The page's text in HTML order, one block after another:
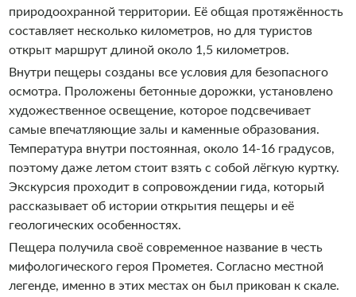
природоохранной территории. Её общая протяжённость
составляет несколько километров, но для туристов
открыт маршрут длиной около 1,5 километров.
Внутри пещеры созданы все условия для безопасного
осмотра. Проложены бетонные дорожки, установлено
художественное освещение, которое подсвечивает
самые впечатляющие залы и каменные образования.
Температура внутри постоянная, около 14-16 градусов,
поэтому даже летом стоит взять с собой лёгкую куртку.
Экскурсия проходит в сопровождении гида, который
рассказывает об истории открытия пещеры и её
геологических особенностях.
Пещера получила своё современное название в честь
мифологического героя Прометея. Согласно местной
легенде, именно в этих местах он был прикован к скале.